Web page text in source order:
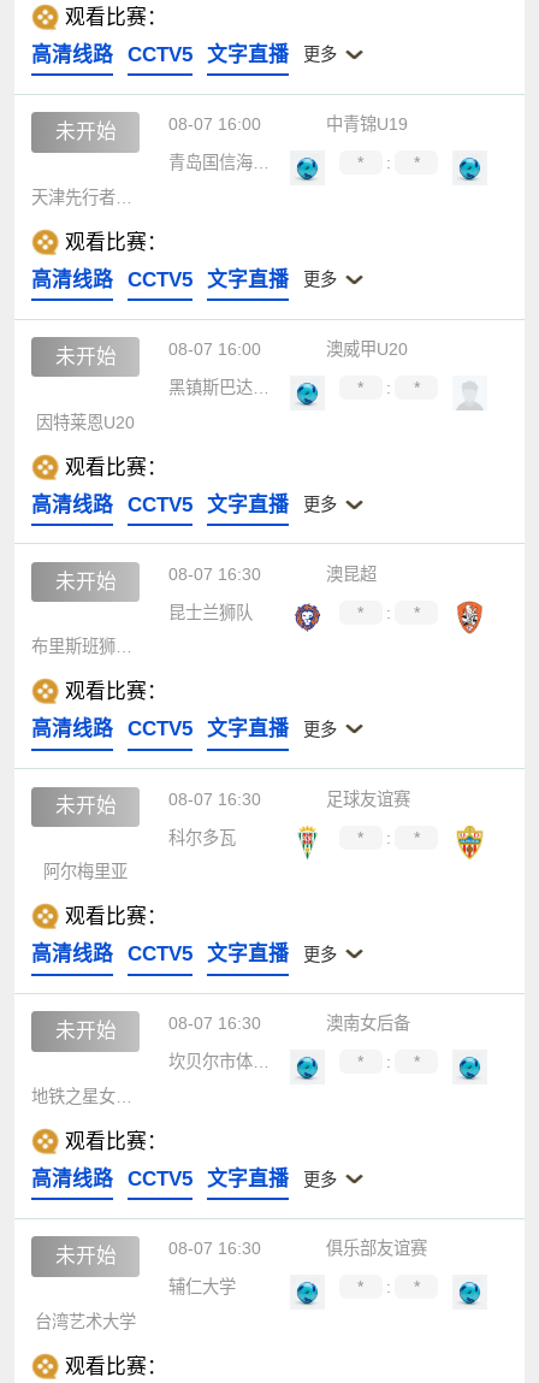
观看比赛：
高清线路
CCTV5 文字直播 更多
未开始 08-07 16:00
中青锦U19
青岛国信海天U19
* :
*
观看比赛：
高清线路
CCTV5 文字直播 更多
未开始 08-07 16:00
澳威甲U20
黑镇斯巴达U20
* :
*
因特莱恩U20
观看比赛：
高清线路
CCTV5 文字直播 更多
未开始 08-07 16:30
澳昆超
昆士兰狮队
* :
*
布里斯班狮吼青年队
观看比赛：
高清线路
CCTV5 文字直播 更多
未开始 08-07 16:30
足球友谊赛
科尔多瓦
* :
*
阿尔梅里亚
观看比赛：
高清线路
CCTV5 文字直播 更多
未开始 08-07 16:30
澳南女后备
坎贝尔市体育馆女足后备队
* :
*
观看比赛：
高清线路
CCTV5 文字直播 更多
未开始 08-07 16:30
俱乐部友谊赛
辅仁大学
* :
*
台湾艺术大学
观看比赛：